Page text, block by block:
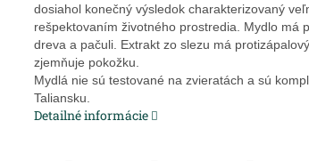
dosiahol konečný výsledok charakterizovaný
rešpektovaním životného prostredia. Mydlo má
dreva a pačuli. Extrakt zo slezu má
zjemňuje pokožku.
Mydlá nie sú testované na zvieratách a sú
Taliansku.
Detailné informácie